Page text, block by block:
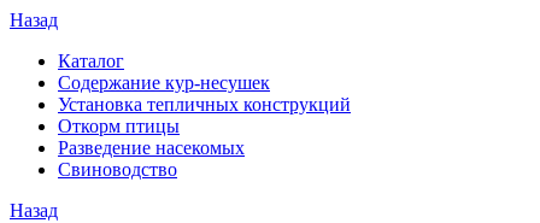
Назад
Каталог
Содержание кур-несушек
Установка тепличных конструкций
Откорм птицы
Разведение насекомых
Свиноводство
Назад